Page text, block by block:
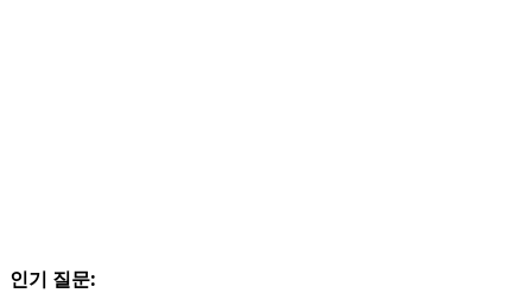
인기 질문: